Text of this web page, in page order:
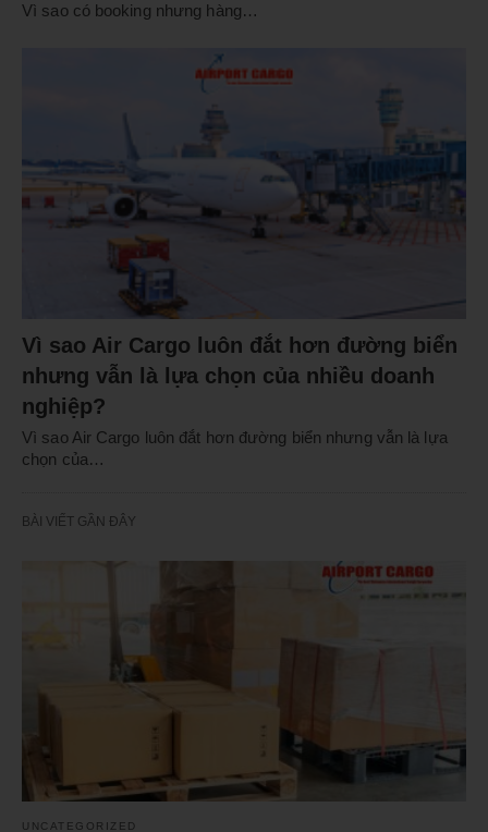
Vì sao có booking nhưng hàng…
Vì sao Air Cargo luôn đắt hơn đường biển
nhưng vẫn là lựa chọn của nhiều doanh
nghiệp?
Vì sao Air Cargo luôn đắt hơn đường biển nhưng vẫn là lựa
chọn của…
BÀI VIẾT GẦN ĐÂY
UNCATEGORIZED